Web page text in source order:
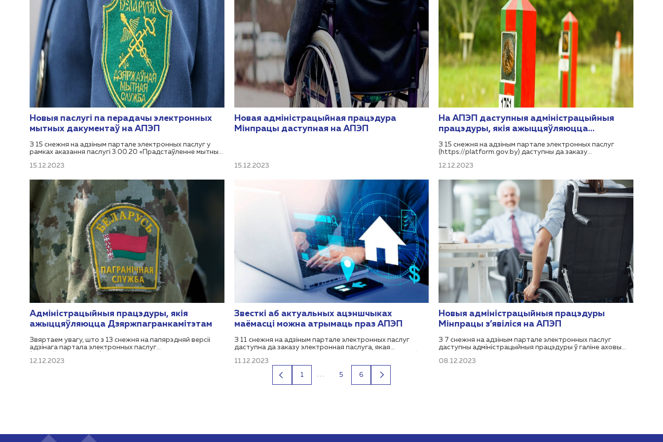
Новыя паслугі па перадачы электронных
мытных дакументаў на АПЭП
З 15 снежня на адзіным партале электронных паслуг у
рамках аказання паслугі 3.00.20 «Прадстаўленне мытным
даступна перадача новых відаў электронных мытных
15.12.2023
Новая адміністрацыйная працэдура
Мінпрацы даступная на АПЭП
15.12.2023
На АПЭП даступныя адміністрацыйныя
працэдуры, якія ажыццяўляюцца
З 15 снежня на адзіным партале электронных паслуг
(https://platform.gov.by) даступны да заказу
Дзяржаўным пагранічным камітэтам Рэспублікі Беларусь:
12.12.2023
Адміністрацыйныя працэдуры, якія
ажыццяўляюцца Дзяржпагранкамітэтам
Звяртаем увагу, што з 13 снежня на папярэдняй версіі
адзінага партала электронных паслуг
адміністрацыйных працэдур у адносінах да фізічных асоб:
12.12.2023
Звесткі аб актуальных ацэншчыках
маёмасці можна атрымаць праз АПЭП
З 11 снежня на адзіным партале электронных паслуг
даступна да заказу электронная паслуга, якая
Беларусь 3.72.01 «Спіс актуальных ацэншчыкаў па віду
11.12.2023
Новыя адміністрацыйныя працэдуры
Мінпрацы з’явіліся на АПЭП
З 7 снежня на адзіным партале электронных паслуг
даступны адміністрацыйныя працэдуры ў галіне аховы
сацыяльнай абароны Рэспублікі Беларусь:
08.12.2023
1
... 5 6